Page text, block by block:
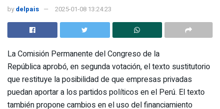
by delpais 2025-01-08 13:24:23
La Comisión Permanente del Congreso de la
República aprobó, en segunda votación, el texto sustitutorio
que restituye la posibilidad de que empresas privadas
puedan aportar a los partidos políticos en el Perú. El texto
también propone cambios en el uso del financiamiento